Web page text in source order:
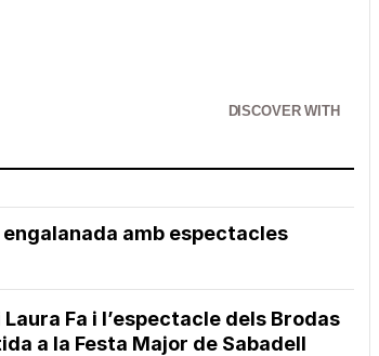
DISCOVER WITH
amb espectacles
Fa i l’espectacle dels Brodas
a la Festa Major de Sabadell